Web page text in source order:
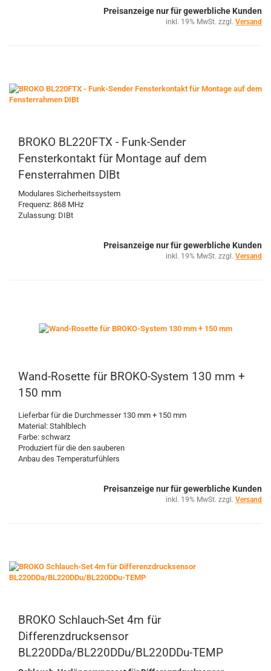
Preisanzeige nur für gewerbliche Kunden
inkl. 19% MwSt. zzgl. Versand
BROKO BL220FTX - Funk-Sender
Fensterkontakt für Montage auf dem
Fensterrahmen DIBt
Modulares Sicherheitssystem
Frequenz: 868 MHz
Zulassung: DIBt
Preisanzeige nur für gewerbliche Kunden
inkl. 19% MwSt. zzgl. Versand
Wand-Rosette für BROKO-System 130 mm +
150 mm
Lieferbar für die Durchmesser 130 mm + 150 mm
Material: Stahlblech
Farbe: schwarz
Produziert für die den sauberen
Anbau des Temperaturfühlers
Preisanzeige nur für gewerbliche Kunden
inkl. 19% MwSt. zzgl. Versand
BROKO Schlauch-Set 4m für
Differenzdrucksensor
BL220DDa/BL220DDu/BL220DDu-TEMP